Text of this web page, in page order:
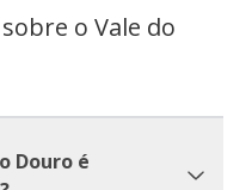
o Vale do
Douro é